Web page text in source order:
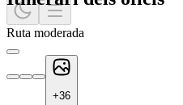
Ruta moderada
+36